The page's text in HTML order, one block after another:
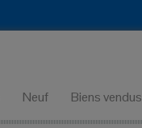
Neuf Biens vendus